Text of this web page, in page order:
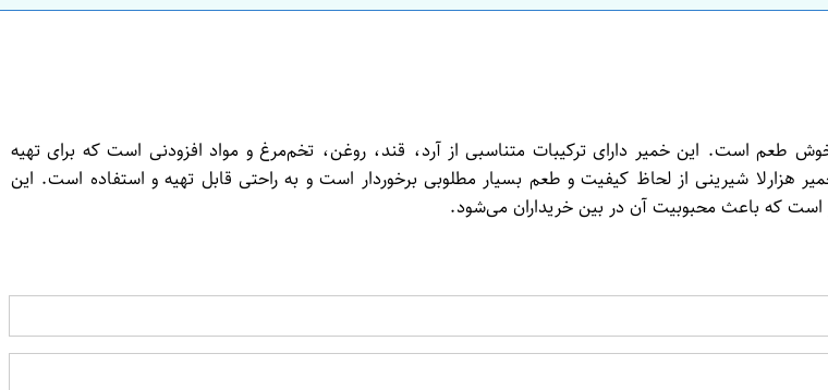
طعم است. این خمیر دارای ترکیبات متناسبی از آرد، قند، روغن، تخم‌مرغ و مواد افزودنی است که برای تهیه
شیرینی از لحاظ کیفیت و طعم بسیار مطلوبی برخوردار است و به راحتی قابل تهیه و استفاده است. این
است که باعث محبوبیت آن در بین خریداران می‌شود.